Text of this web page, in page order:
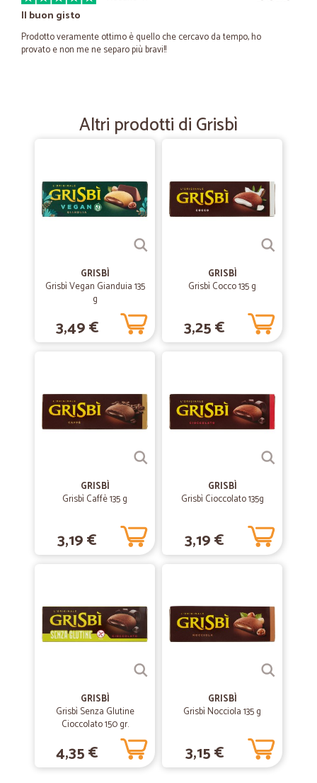
Il buon gisto
Prodotto veramente ottimo è quello che cercavo da tempo, ho
provato e non me ne separo più bravi!!
Servizio ottimo
15/09/2023
—Paola F.
CICALIA
soprattutto molta velocità negli ordini. Abito in un piccolo paese dove
non c’è quasi nulla. E molto spesso devo andare fuori per acquistare
quello che mi piace. Invece con Cicalia risparmio e mi viene portato a
casa. Ottimo poi l'imballaggio. Molto soddisfatta.
15/02/2021
Roberto M.
Consigliatissimi
21/10/2020
—Dolores luisa S.
Servizio ben fatto!
05/06/2020
—Nadia G.
La consegna ha rispettato la data prevista in fase di ordine. L'imballo
della merce curato. Soddisfatta
Prodotti e prezzi al TOP!
Prodotti e prezzi al TOP!
Servizio eccellente
Servizio eccellente
Altri prodotti di Grisbì
GRISBÌ
Grisbì Vegan Gianduia 135
g
3,49 €
GRISBÌ
Grisbì Cocco 135 g
3,25 €
GRISBÌ
Grisbì Caffè 135 g
3,19 €
GRISBÌ
Grisbì Cioccolato 135g
3,19 €
GRISBÌ
Grisbì Senza Glutine
Cioccolato 150 gr.
4,35 €
GRISBÌ
Grisbì Nocciola 135 g
3,15 €